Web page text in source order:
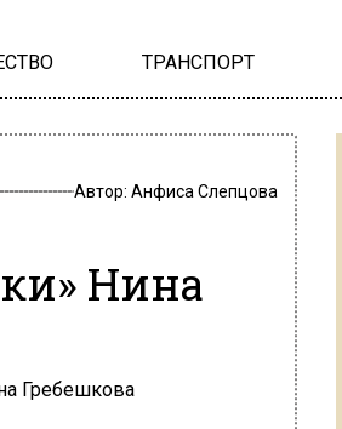
ТРАНСПОРТ
Автор: Анфиса Слепцова
Нина